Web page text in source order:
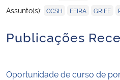
Assunto(s): CCSH FEIRA GRIFE
Publicações
Oportunidade de curso de